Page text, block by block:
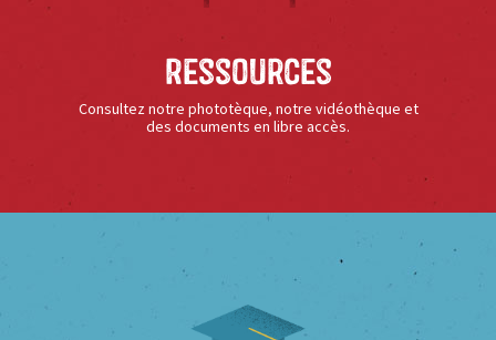
Ressources
Consultez notre phototèque, notre vidéothèque et
des documents en libre accès.